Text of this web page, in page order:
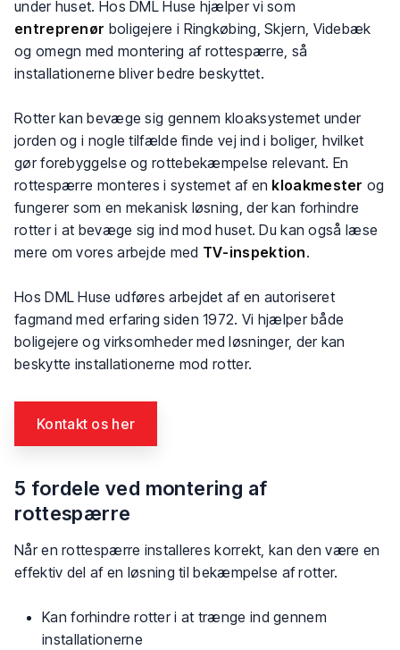
under huset. Hos DML Huse hjælper vi som
entreprenør boligejere i Ringkøbing, Skjern, Videbæk
og omegn med montering af rottespærre, så
installationerne bliver bedre beskyttet.
Rotter kan bevæge sig gennem kloaksystemet under
jorden og i nogle tilfælde finde vej ind i boliger, hvilket
gør forebyggelse og rottebekæmpelse relevant. En
rottespærre monteres i systemet af en kloakmester og
fungerer som en mekanisk løsning, der kan forhindre
rotter i at bevæge sig ind mod huset. Du kan også læse
mere om vores arbejde med TV-inspektion.
Hos DML Huse udføres arbejdet af en autoriseret
fagmand med erfaring siden 1972. Vi hjælper både
boligejere og virksomheder med løsninger, der kan
beskytte installationerne mod rotter.
Kontakt os her​
5 fordele ved montering af
rottespærre
Når en rottespærre installeres korrekt, kan den være en
effektiv del af en løsning til bekæmpelse af rotter.
​Kan forhindre rotter i at trænge ind gennem
installationerne